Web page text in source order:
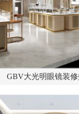
GBV大光明眼镜装修